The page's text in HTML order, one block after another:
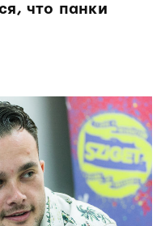
что панки